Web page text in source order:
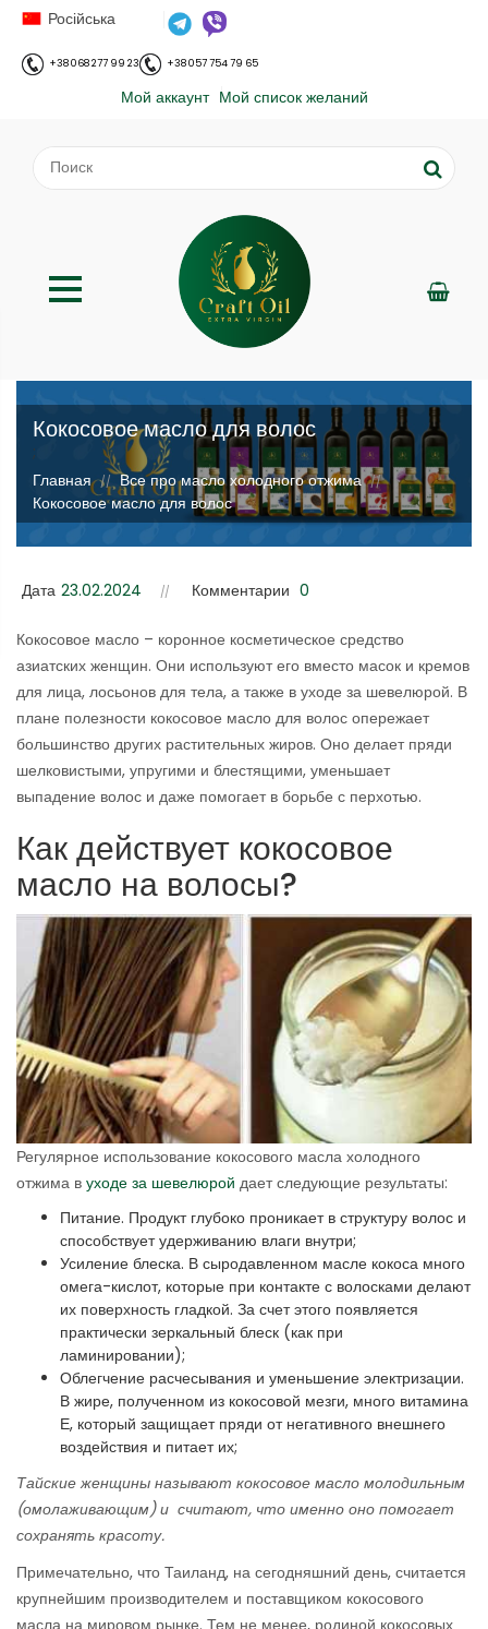
Російська
+38 068 277 99 23 +38 057 754 79 65
Мой аккаунт Мой список желаний
Кокосовое масло для волос
;
Главная // Все про масло холодного отжима //
Кокосовое масло для волос
Дата 23.02.2024 Комментарии 0
Кокосовое масло – коронное косметическое средство
азиатских женщин. Они используют его вместо масок и кремов
для лица, лосьонов для тела, а также в уходе за шевелюрой. В
плане полезности кокосовое масло для волос опережает
большинство других растительных жиров. Оно делает пряди
шелковистыми, упругими и блестящими, уменьшает
выпадение волос и даже помогает в борьбе с перхотью.
Как действует кокосовое
масло на волосы?
Регулярное использование кокосового масла холодного
отжима в уходе за шевелюрой дает следующие результаты:
Питание. Продукт глубоко проникает в структуру волос и
способствует удерживанию влаги внутри;
Усиление блеска. В сыродавленном масле кокоса много
омега-кислот, которые при контакте с волосками делают
их поверхность гладкой. За счет этого появляется
практически зеркальный блеск (как при
ламинировании);
Облегчение расчесывания и уменьшение электризации.
В жире, полученном из кокосовой мезги, много витамина
Е, который защищает пряди от негативного внешнего
воздействия и питает их;
Тайские женщины называют кокосовое масло молодильным
(омолаживающим) и считают, что именно оно помогает
сохранять красоту.
Примечательно, что Таиланд, на сегодняшний день, считается
крупнейшим производителем и поставщиком кокосового